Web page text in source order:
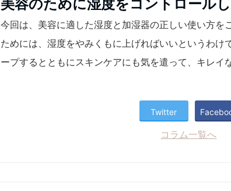
美容のために湿度をコントロール
今回は、美容に適した湿度と加湿器の正しい使い方を
ためには、湿度をやみくもに上げればいいというわけ
ープするとともにスキンケアにも気を遣って、キレイ
Twitter
コラム一覧へ